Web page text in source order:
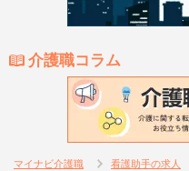
介護職コラム
マイナビ介護職 看護助手の求人